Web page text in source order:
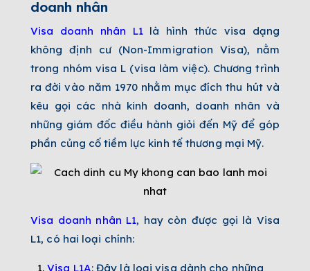
doanh nhân
Visa doanh nhân L1 là hình thức visa dạng
không định cư (Non-Immigration Visa), nằm
trong nhóm visa L (visa làm việc). Chương trình
ra đời vào năm 1970 nhằm mục đích thu hút và
kêu gọi các nhà kinh doanh, doanh nhân và
những giám đốc điều hành giỏi đến Mỹ để góp
phần củng cố tiềm lực kinh tế thương mại Mỹ.
Visa doanh nhân L1, hay còn được gọi là Visa
L1, có hai loại chính:
Visa L1A: Đây là loại visa dành cho những